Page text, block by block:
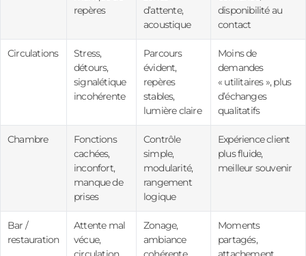
repères
d’attente,
acoustique
disponibilité au
contact
Circulations
Stress,
détours,
signalétique
incohérente
Parcours
évident,
repères
stables,
lumière claire
Moins de
demandes
« utilitaires », plus
d’échanges
qualitatifs
Chambre
Fonctions
cachées,
inconfort,
manque de
prises
Contrôle
simple,
modularité,
rangement
logique
Expérience client
plus fluide,
meilleur souvenir
Bar /
restauration
Attente mal
vécue,
Zonage,
ambiance
Moments
partagés,